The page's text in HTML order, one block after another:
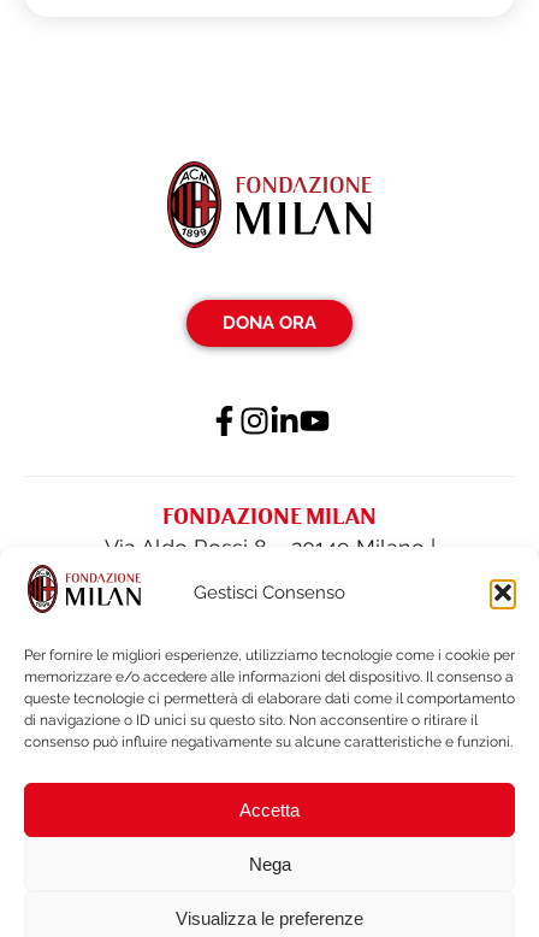
Gestisci Consenso
Per fornire le migliori esperienze, utilizziamo tecnologie come i cookie per
memorizzare e/o accedere alle informazioni del dispositivo. Il consenso a
queste tecnologie ci permetterà di elaborare dati come il comportamento
di navigazione o ID unici su questo sito. Non acconsentire o ritirare il
consenso può influire negativamente su alcune caratteristiche e funzioni.
Accetta
Nega
Visualizza le preferenze
DONA ORA
FONDAZIONE MILAN
Via Aldo Rossi 8 – 20149 Milano |
fondazione@acmilan.com
62284522
PRIVACY POLICY
COOKIE POLICY
BILANCI E DOCUMENTI
NOTE LEGALI e WHISTLEBLOWING
BRAND PROTECTION
ACCESSIBILITÀ
Copyright © 2026 Fondazionemilan.org . Tutti i diritti riservati. Non